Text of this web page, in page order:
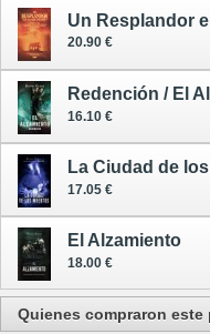
Un Resplandor
20.90 €
Redención / El
16.10 €
La Ciudad de
17.05 €
El Alzamiento
18.00 €
Quienes compraron